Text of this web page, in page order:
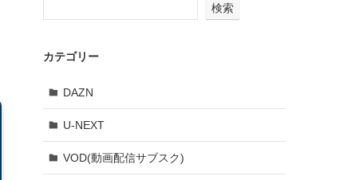
検索
カテゴリー
DAZN
U-NEXT
VOD(動画配信サブスク)